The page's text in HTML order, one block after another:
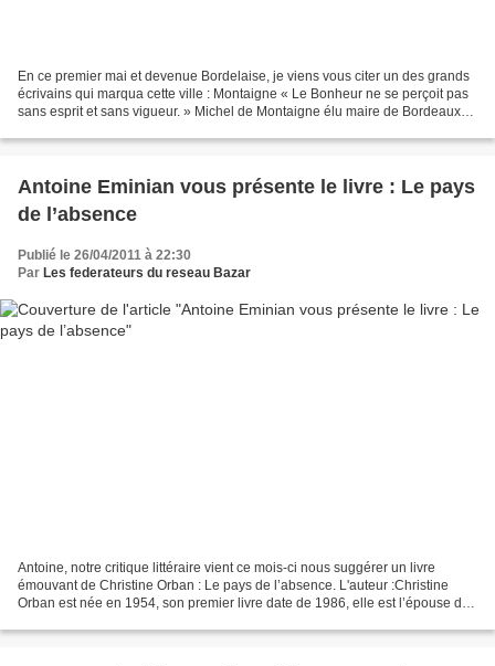
En ce premier mai et devenue Bordelaise, je viens vous citer un des grands
écrivains qui marqua cette ville : Montaigne « Le Bonheur ne se perçoit pas
sans esprit et sans vigueur. » Michel de Montaigne élu maire de Bordeaux
Antoine Eminian vous présente le livre : Le pays
de l’absence
Publié le 26/04/2011 à 22:30
Par Les federateurs du reseau Bazar
Antoine, notre critique littéraire vient ce mois-ci nous suggérer un livre
émouvant de Christine Orban : Le pays de l’absence. L'auteur :Christine
Orban est née en 1954, son premier livre date de 1986, elle est l’épouse de